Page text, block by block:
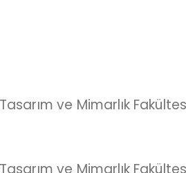
ve Mimarlık
ve Mimarlık